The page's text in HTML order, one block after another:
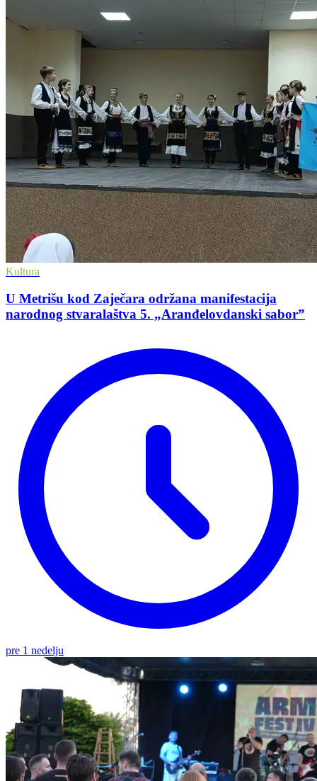
Kultura
U Metrišu kod Zaječara održana manifestacija
narodnog stvaralaštva 5. „Aranđelovdanski saborˮ
pre 1 nedelju